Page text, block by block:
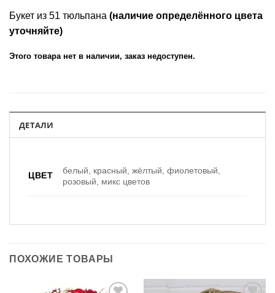
Букет из 51 тюльпана (наличие определённого цвета
уточняйте)
Этого товара нет в наличии, заказ недоступен.
ДЕТАЛИ
ЦВЕТ
белый, красный, жёлтый, фиолетовый,
розовый, микс цветов
ПОХОЖИЕ ТОВАРЫ